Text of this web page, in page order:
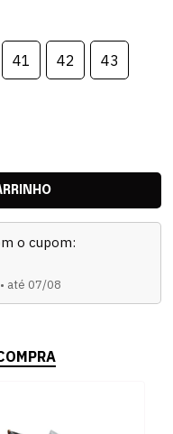
41 42 43
o cupom:
até 07/08